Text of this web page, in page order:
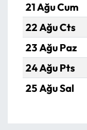
21 Ağu Cum
22 Ağu Cts
23 Ağu Paz
24 Ağu Pts
25 Ağu Sal